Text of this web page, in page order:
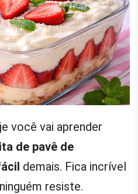
você vai aprender
de pavê de
demais. Fica incrível
resiste.